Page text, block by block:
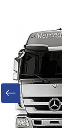
Previous